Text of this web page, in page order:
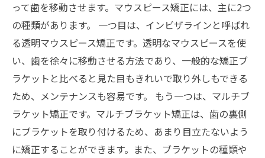
って歯を移動させます。マウスピース矯正には、主に2つ
の種類があります。 一つ目は、インビザラインと呼ばれ
る透明マウスピース矯正です。透明なマウスピースを使
い、歯を徐々に移動させる方法であり、一般的な矯正ブ
ラケットと比べると見た目もきれいで取り外しもできる
ため、メンテナンスも容易です。 もう一つは、マルチブ
ラケット矯正です。マルチブラケット矯正は、歯の裏側
にブラケットを取り付けるため、あまり目立たないよう
に矯正することができます。また、ブラケットの種類や